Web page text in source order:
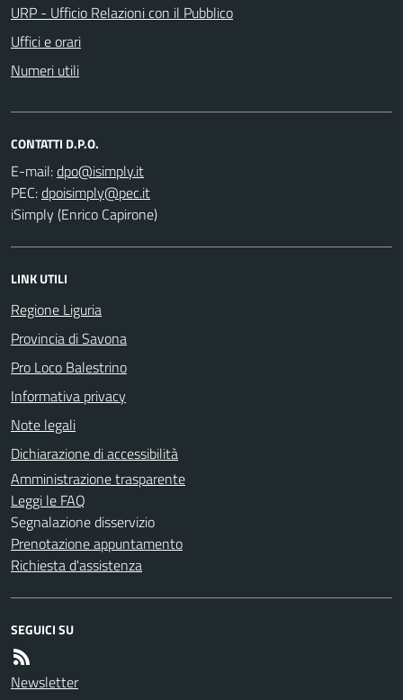
URP - Ufficio Relazioni con il Pubblico
Uffici e orari
Numeri utili
CONTATTI D.P.O.
E-mail:
PEC:
iSimply (Enrico Capirone)
LINK UTILI
Regione Liguria
Provincia di Savona
Pro Loco Balestrino
Informativa privacy
Note legali
Dichiarazione di accessibilità
Amministrazione trasparente
Leggi le FAQ
Segnalazione disservizio
Prenotazione appuntamento
Richiesta d'assistenza
SEGUICI SU
Newsletter